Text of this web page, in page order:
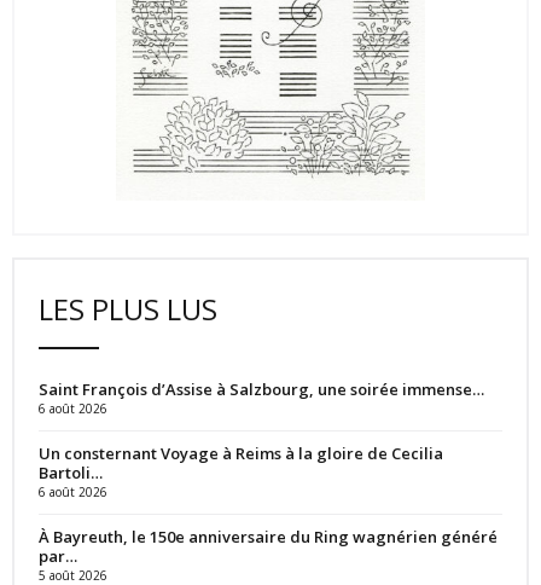
LES PLUS LUS
Saint François d’Assise à Salzbourg, une soirée immense…
6 août 2026
Un consternant Voyage à Reims à la gloire de Cecilia
Bartoli…
6 août 2026
À Bayreuth, le 150e anniversaire du Ring wagnérien généré
par…
5 août 2026